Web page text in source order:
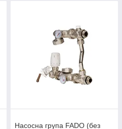
Насосна група FADO (без